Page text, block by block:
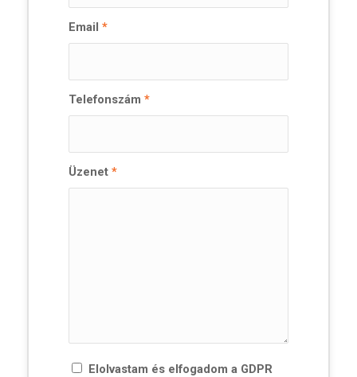
Email *
Telefonszám *
Üzenet *
Elolvastam és elfogadom a GDPR